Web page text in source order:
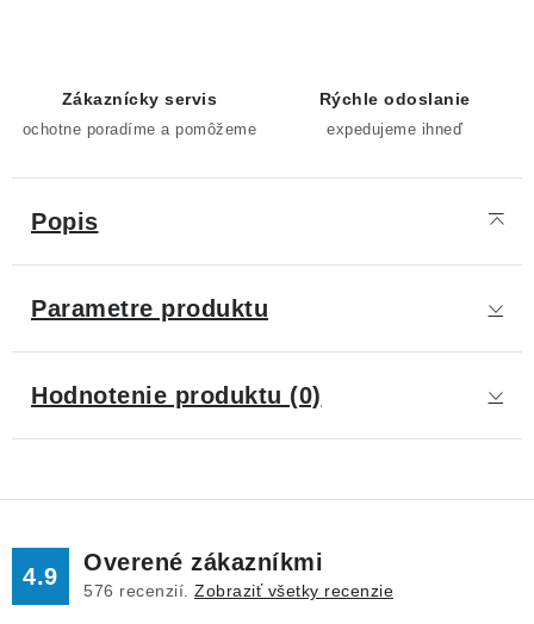
Zákaznícky servis
ochotne poradíme a pomôžeme
Rýchle odoslanie
expedujeme ihneď
Popis
Parametre produktu
Hodnotenie produktu (0)
4.9
Overené zákazníkmi
576 recenzií. Zobraziť všetky recenzie